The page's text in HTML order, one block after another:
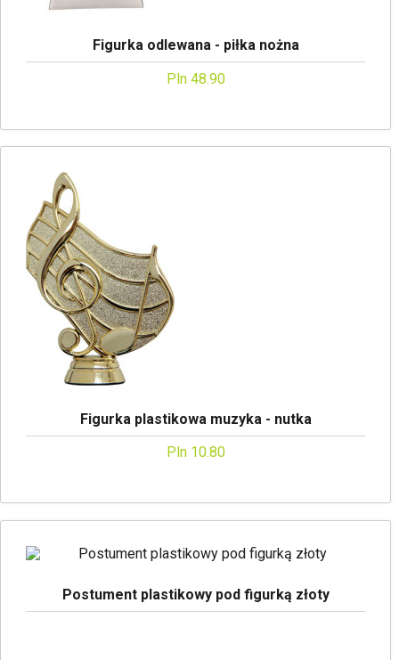
Figurka odlewana - piłka nożna
Pln 48.90
Figurka plastikowa muzyka - nutka
Pln 10.80
Postument plastikowy pod figurką złoty